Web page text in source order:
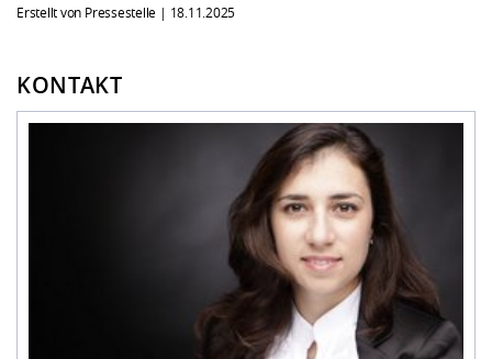
Erstellt von Pressestelle | 18.11.2025
KONTAKT